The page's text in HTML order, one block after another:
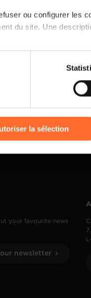
ou configurer les
du site. Une
(ex :
la sélection
la suite
your favourite news
newsletter